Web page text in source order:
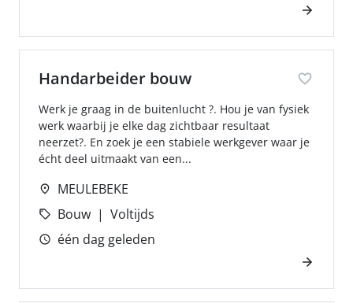
Handarbeider bouw
Werk je graag in de buitenlucht ?. Hou je van fysiek
werk waarbij je elke dag zichtbaar resultaat
neerzet?. En zoek je een stabiele werkgever waar je
écht deel uitmaakt van een...
MEULEBEKE
Bouw
Voltijds
één dag geleden